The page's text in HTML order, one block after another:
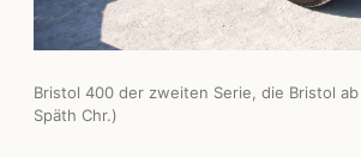
Bristol 400 der zweiten Serie, die Bristol
Späth Chr.)